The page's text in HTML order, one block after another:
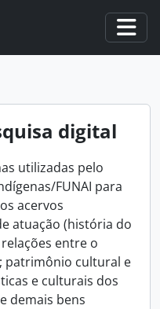
digital
utilizadas pelo
FUNAI para
acervos
atuação (história do
entre o
patrimônio cultural e
e culturais dos
demais bens